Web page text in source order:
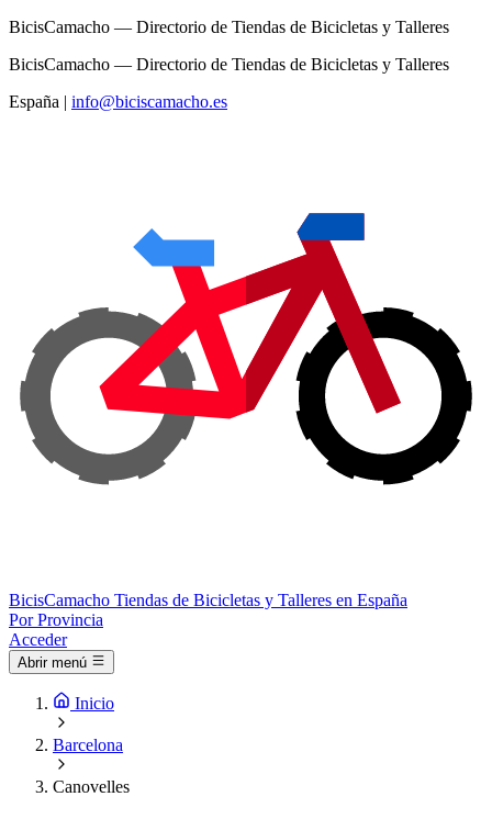
BicisCamacho — Directorio de Tiendas de Bicicletas y Talleres
BicisCamacho — Directorio de Tiendas de Bicicletas y Talleres
España | info@biciscamacho.es
BicisCamacho Tiendas de Bicicletas y Talleres en España
Por Provincia
Acceder
Abrir menú
Inicio
Barcelona
Canovelles